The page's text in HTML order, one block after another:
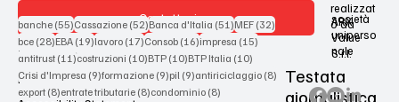
Contattaci
Terms & Conditions
Privacy Policy
realizzat
o da
società
uniperso
nale
ARX
Value
S.r.l.
Testata
giornalistica
banche (55)55 post
Cassazione (52)52 post
Banca d'Italia (51)51 post
MEF (32)32 post
bce (28)28 post
EBA (19)19 post
lavoro (17)17 post
Consob (16)16 post
impresa (15)15 post
antitrust (11)11 post
costruzioni (10)10 post
BTP (10)10 post
BTP Italia (10)10 post
Crisi d'Impresa (9)9 post
formazione (9)9 post
pil (9)9 post
antiriciclaggio (8)8 post
export (8)8 post
entrate tributarie (8)8 post
condominio (8)8 post